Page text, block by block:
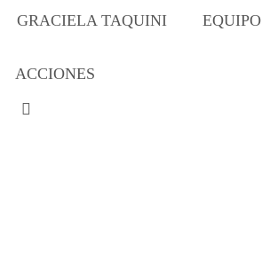
GRACIELA TAQUINI EQUIPO
ACCIONES